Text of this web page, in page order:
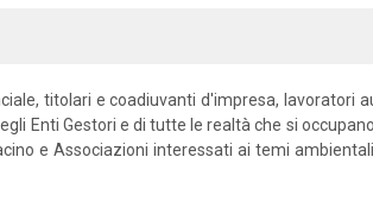
titolari e coadiuvanti d'impresa, lavoratori
Enti Gestori e di tutte le realtà che si
e Associazioni interessati ai temi